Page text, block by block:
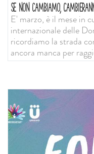
SE NON CAMBIAMO,
E' marzo, è il mese in
internazionale delle
ricordiamo la strada
ancora manca per